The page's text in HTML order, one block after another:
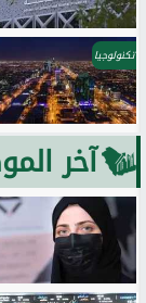
تكنولوجيا
آخر